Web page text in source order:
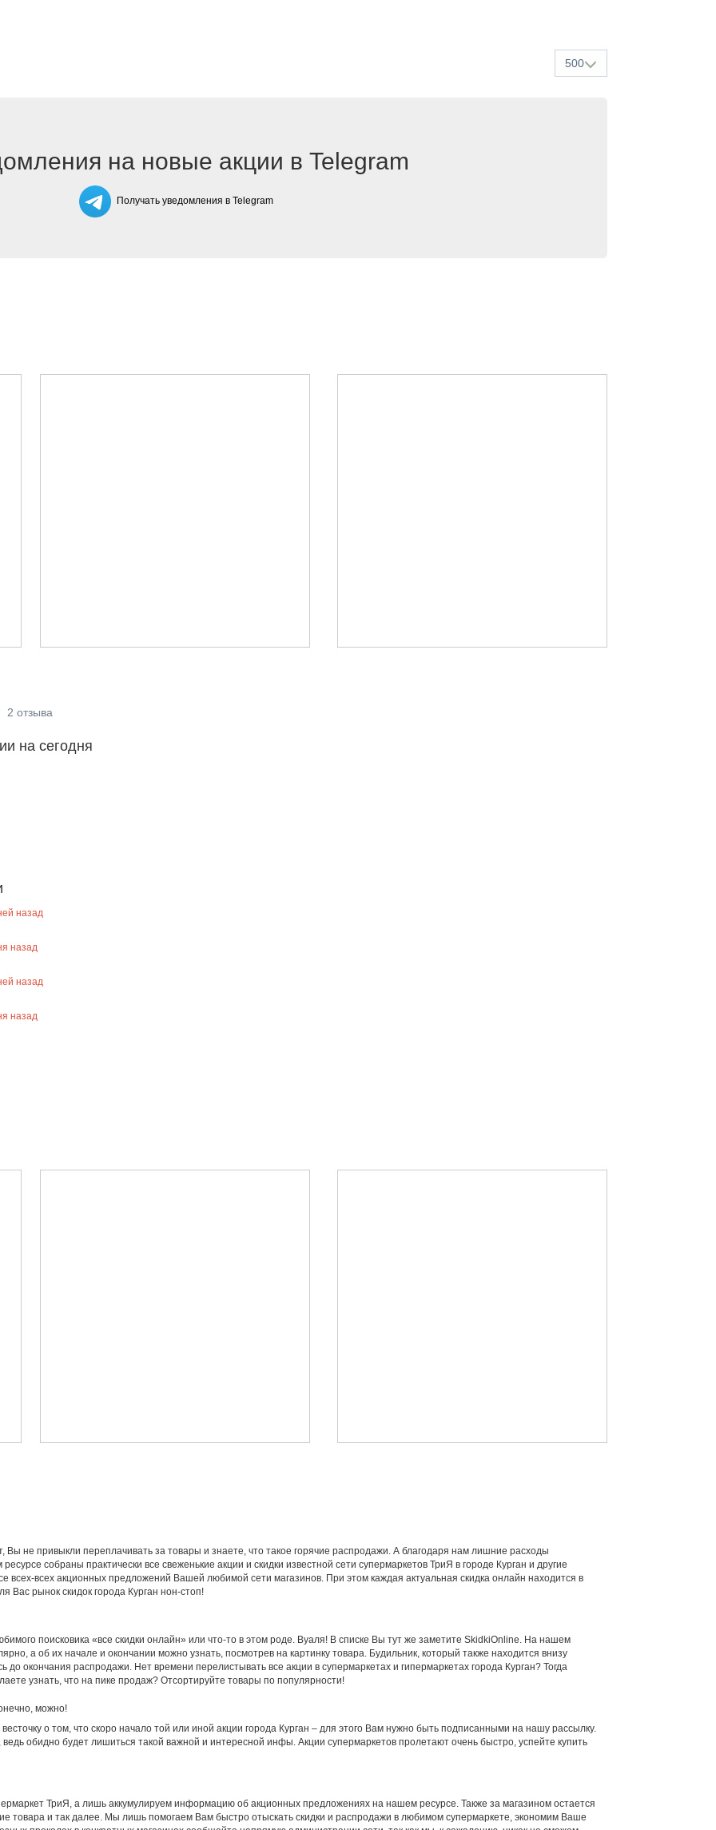
500
на новые акции в Telegram
Получать уведомления в Telegram
2 отзыва
на сегодня
назад
назад
назад
назад
не привыкли переплачивать за товары и знаете, что такое горячие распродажи. А благодаря нам лишние расходы
собраны практически все свеженькие акции и скидки известной сети супермаркетов ТриЯ в городе Курган и другие
всех-всех акционных предложений Вашей любимой сети магазинов. При этом каждая актуальная скидка онлайн находится в
рынок скидок города Курган нон-стоп!
поисковика «все скидки онлайн» или что-то в этом роде. Вуаля! В списке Вы тут же заметите SkidkiOnline. На нашем
а об их начале и окончании можно узнать, посмотрев на картинку товара. Будильник, который также находится внизу
до окончания распродажи. Нет времени перелистывать все акции в супермаркетах и гипермаркетах города Курган? Тогда
узнать, что на пике продаж? Отсортируйте товары по популярности!
можно!
о том, что скоро начало той или иной акции города Курган – для этого Вам нужно быть подписанными на нашу рассылку.
обидно будет лишиться такой важной и интересной инфы. Акции супермаркетов пролетают очень быстро, успейте купить
ТриЯ, а лишь аккумулируем информацию об акционных предложениях на нашем ресурсе. Также за магазином остается
товара и так далее. Мы лишь помогаем Вам быстро отыскать скидки и распродажи в любимом супермаркете, экономим Ваше